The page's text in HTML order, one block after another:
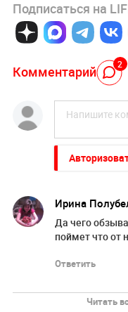
Подписаться на
Комментарий 2
Ирина
Да чего
поймет что от
Ответить
Читать